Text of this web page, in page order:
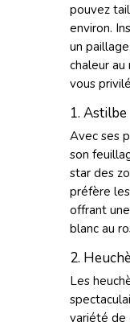
pouvez
environ.
un
chaleur au
vous
1. Astilbe
Avec ses
son
star des
préfère
offrant
blanc au
2.
Les
variété de